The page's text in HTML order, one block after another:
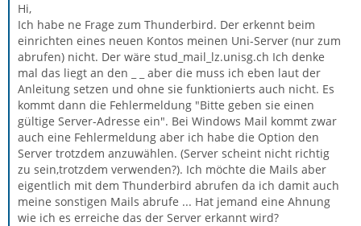
Hi,
Ich habe ne Frage zum Thunderbird. Der erkennt beim
einrichten eines neuen Kontos meinen Uni-Server (nur zum
abrufen) nicht. Der wäre stud_mail_lz.unisg.ch Ich denke
mal das liegt an den _ _ aber die muss ich eben laut der
Anleitung setzen und ohne sie funktionierts auch nicht. Es
kommt dann die Fehlermeldung "Bitte geben sie einen
gültige Server-Adresse ein". Bei Windows Mail kommt zwar
auch eine Fehlermeldung aber ich habe die Option den
Server trotzdem anzuwählen. (Server scheint nicht richtig
zu sein,trotzdem verwenden?). Ich möchte die Mails aber
eigentlich mit dem Thunderbird abrufen da ich damit auch
meine sonstigen Mails abrufe ... Hat jemand eine Ahnung
wie ich es erreiche das der Server erkannt wird?